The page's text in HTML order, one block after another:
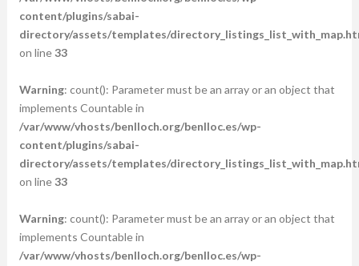
content/plugins/sabai-
directory/assets/templates/
on line33
Warning: count(): Parameter must be an array or an object that
implements Countable in
/var/www/vhosts/benlloch.org/benlloc.es/wp-
content/plugins/sabai-
directory/assets/templates/
on line33
Warning: count(): Parameter must be an array or an object that
implements Countable in
/var/www/vhosts/benlloch.org/benlloc.es/wp-